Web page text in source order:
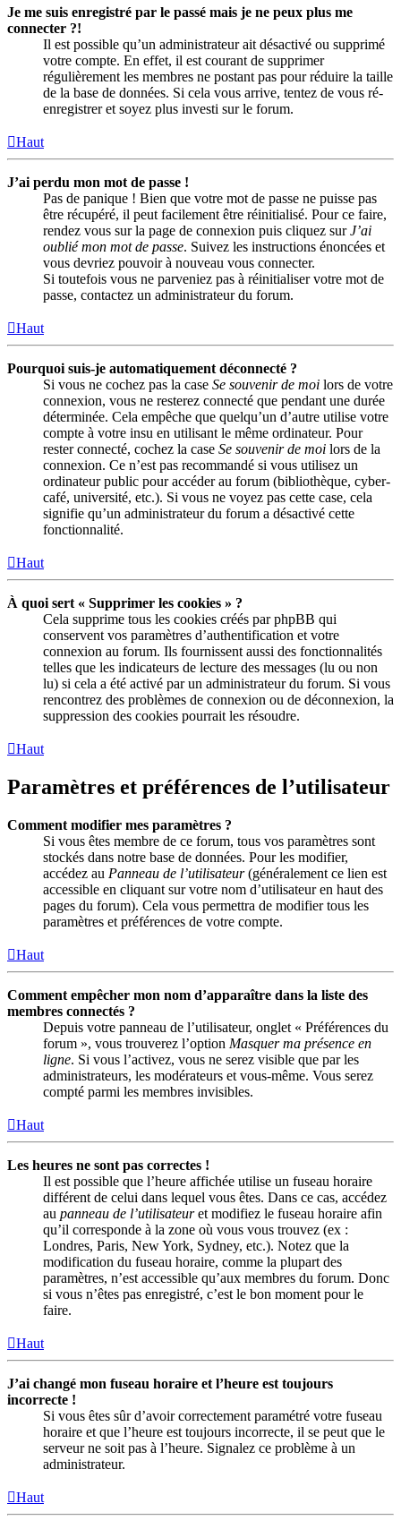
Je me suis enregistré par le passé mais je ne peux plus me
connecter ?!
Il est possible qu’un administrateur ait désactivé ou supprimé
votre compte. En effet, il est courant de supprimer
régulièrement les membres ne postant pas pour réduire la taille
de la base de données. Si cela vous arrive, tentez de vous ré-
enregistrer et soyez plus investi sur le forum.
Haut
J’ai perdu mon mot de passe !
Pas de panique ! Bien que votre mot de passe ne puisse pas
être récupéré, il peut facilement être réinitialisé. Pour ce faire,
rendez vous sur la page de connexion puis cliquez surJ’ai
oublié mon mot de passe. Suivez les instructions énoncées et
vous devriez pouvoir à nouveau vous connecter.
Si toutefois vous ne parveniez pas à réinitialiser votre mot de
passe, contactez un administrateur du forum.
Haut
Pourquoi suis-je automatiquement déconnecté ?
Si vous ne cochez pas la case Se souvenir de moi lors de votre
connexion, vous ne resterez connecté que pendant une durée
déterminée. Cela empêche que quelqu’un d’autre utilise votre
compte à votre insu en utilisant le même ordinateur. Pour
rester connecté, cochez la case Se souvenir de moi lors de la
connexion. Ce n’est pas recommandé si vous utilisez un
ordinateur public pour accéder au forum (bibliothèque, cyber-
café, université, etc.). Si vous ne voyez pas cette case, cela
signifie qu’un administrateur du forum a désactivé cette
fonctionnalité.
Haut
À quoi sert « Supprimer les cookies » ?
Cela supprime tous les cookies créés par phpBB qui
conservent vos paramètres d’authentification et votre
connexion au forum. Ils fournissent aussi des fonctionnalités
telles que les indicateurs de lecture des messages (lu ou non
lu) si cela a été activé par un administrateur du forum. Si vous
rencontrez des problèmes de connexion ou de déconnexion, la
suppression des cookies pourrait les résoudre.
Haut
Paramètres et préférences de l’utilisateur
Comment modifier mes paramètres ?
Si vous êtes membre de ce forum, tous vos paramètres sont
stockés dans notre base de données. Pour les modifier,
accédez au Panneau de l’utilisateur(généralement ce lien est
accessible en cliquant sur votre nom d’utilisateur en haut des
pages du forum). Cela vous permettra de modifier tous les
paramètres et préférences de votre compte.
Haut
Comment empêcher mon nom d’apparaître dans la liste des
membres connectés ?
Depuis votre panneau de l’utilisateur, onglet « Préférences du
forum », vous trouverez l’option Masquer ma présence en
ligne. Si vous l’activez, vous ne serez visible que par les
administrateurs, les modérateurs et vous-même. Vous serez
compté parmi les membres invisibles.
Haut
Les heures ne sont pas correctes !
Il est possible que l’heure affichée utilise un fuseau horaire
différent de celui dans lequel vous êtes. Dans ce cas, accédez
au panneau de l’utilisateuret modifiez le fuseau horaire afin
qu’il corresponde à la zone où vous vous trouvez (ex :
Londres, Paris, New York, Sydney, etc.). Notez que la
modification du fuseau horaire, comme la plupart des
paramètres, n’est accessible qu’aux membres du forum. Donc
si vous n’êtes pas enregistré, c’est le bon moment pour le
faire.
Haut
J’ai changé mon fuseau horaire et l’heure est toujours
incorrecte !
Si vous êtes sûr d’avoir correctement paramétré votre fuseau
horaire et que l’heure est toujours incorrecte, il se peut que le
serveur ne soit pas à l’heure. Signalez ce problème à un
administrateur.
Haut